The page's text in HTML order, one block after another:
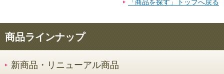
「商品を探す」トップへ戻る
商品ラインナップ
新商品・リニューアル商品